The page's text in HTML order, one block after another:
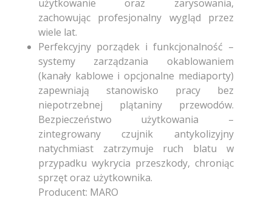
użytkowanie oraz zarysowania,
zachowując profesjonalny wygląd przez
wiele lat.
Perfekcyjny porządek i funkcjonalność –
systemy zarządzania okablowaniem
(kanały kablowe i opcjonalne mediaporty)
zapewniają stanowisko pracy bez
niepotrzebnej plątaniny przewodów.
Bezpieczeństwo użytkowania –
zintegrowany czujnik antykolizyjny
natychmiast zatrzymuje ruch blatu w
przypadku wykrycia przeszkody, chroniąc
sprzęt oraz użytkownika.
Producent: MARO